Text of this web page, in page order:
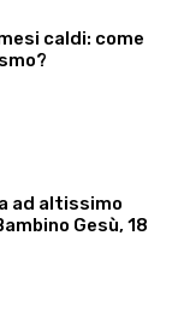
caldi: come
ad altissimo
Gesù, 18